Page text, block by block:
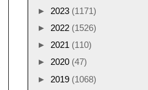
► 2023 (1171)
► 2022 (1526)
► 2021 (110)
► 2020 (47)
► 2019 (1068)